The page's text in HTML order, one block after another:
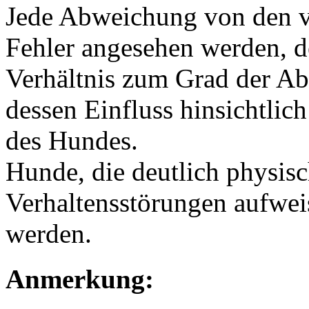
Jede Abweichung von den
Fehler angesehen werden,
Verhältnis zum Grad der
dessen Einfluss
des Hundes.
Hunde, die deutlich
Verhaltensstörungen
werden.
Anmerkung: